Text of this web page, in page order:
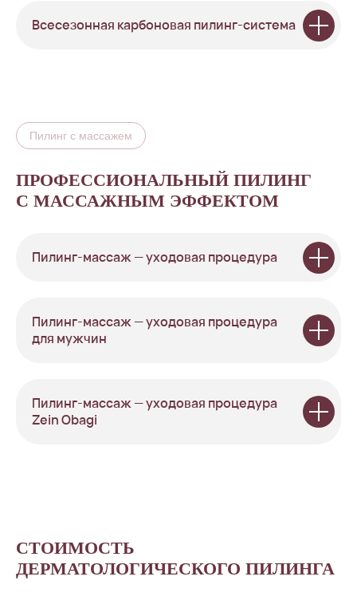
Всесезонная карбоновая пилинг-система
ПРОФЕССИОНАЛЬНЫЙ ПИЛИНГ
С МАССАЖНЫМ ЭФФЕКТОМ
Пилинг с массажем
Пилинг-массаж — уходовая процедура
Пилинг-массаж — уходовая процедура
для мужчин
Пилинг-массаж — уходовая процедура
Zein Obagi
СТОИМОСТЬ
ДЕРМАТОЛОГИЧЕСКОГО ПИЛИНГА